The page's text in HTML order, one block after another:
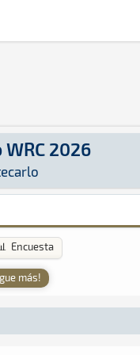
2026
la
Encuesta
más!